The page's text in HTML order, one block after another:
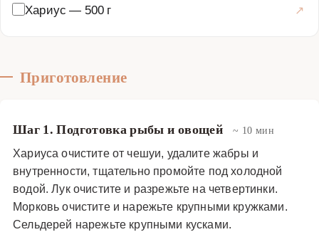
овощи: лук, морковь и корень петрушки, которые
процеживают через сито, чтобы он стал кристально
нежным. Подают бульон горячим, украшая свежей
облепихой, веточкой укропа или можжевеловыми
ягодами. Блюдо идеально подходит для холодного
времени года, согревая и насыщая организм
полезными веществами. Его можно дополнить
гренками или подавать как легкое низкокалорийное
Хариус — 500 г
Приготовление
Шаг 1. Подготовка рыбы и овощей ~ 10 мин
Хариуса очистите от чешуи, удалите жабры и
внутренности, тщательно промойте под холодной
водой. Лук очистите и разрежьте на четвертинки.
Морковь очистите и нарежьте крупными кружками.
Сельдерей нарежьте крупными кусками.